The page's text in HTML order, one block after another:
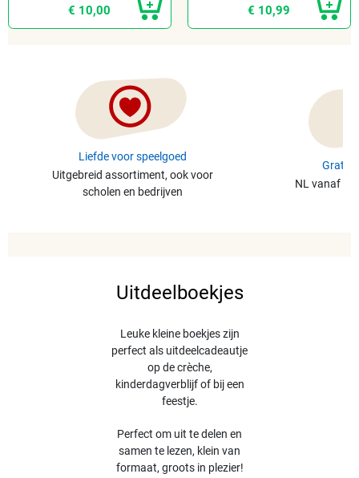
€ 10,00 € 10,99
Liefde voor speelgoed
Uitgebreid assortiment, ook voor
scholen en bedrijven
Gratis
NL vanaf
Uitdeelboekjes
Leuke kleine boekjes zijn
perfect als uitdeelcadeautje
op de crèche,
kinderdagverblijf of bij een
feestje.
Perfect om uit te delen en
samen te lezen, klein van
formaat, groots in plezier!